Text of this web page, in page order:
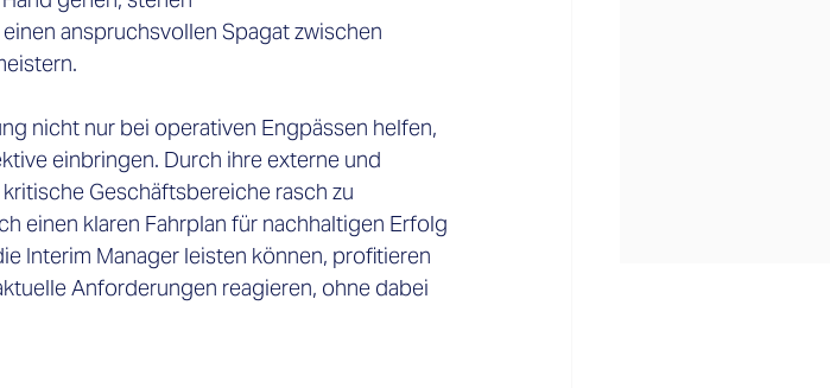
anspruchsvollen Spagat zwischen
nicht nur bei operativen Engpässen helfen,
einbringen. Durch ihre externe und
Geschäftsbereiche rasch zu
einen klaren Fahrplan für nachhaltigen Erfolg
Interim Manager leisten können, profitieren
Anforderungen reagieren, ohne dabei